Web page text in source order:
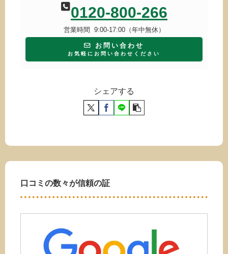
0120-800-266
営業時間 9:00-17:00（年中無休）
お問い合わせ
お気軽にお問い合わせください
シェアする
口コミの数々が信頼の証